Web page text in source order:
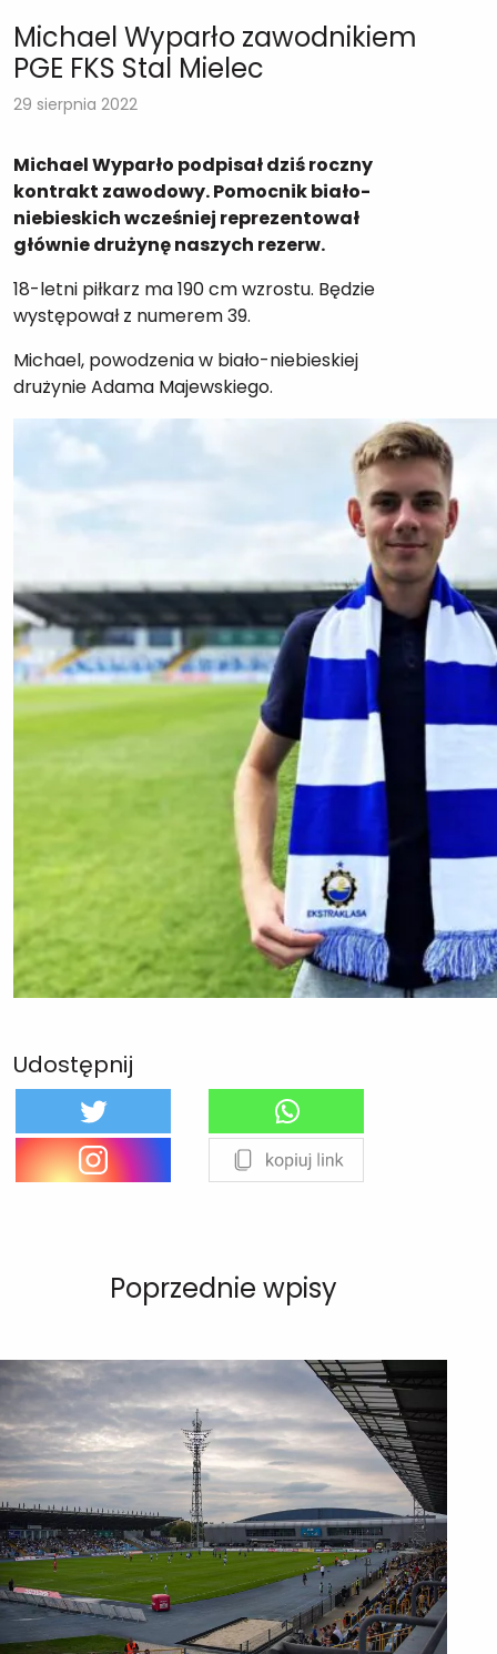
Michael Wyparło zawodnikiem
PGE FKS Stal Mielec
29 sierpnia 2022
Michael Wyparło podpisał dziś roczny
kontrakt zawodowy. Pomocnik biało-
niebieskich wcześniej reprezentował
głównie drużynę naszych rezerw.
18-letni piłkarz ma 190 cm wzrostu. Będzie
występował z numerem 39.
Michael, powodzenia w biało-niebieskiej
drużynie Adama Majewskiego.
Udostępnij
Poprzednie wpisy